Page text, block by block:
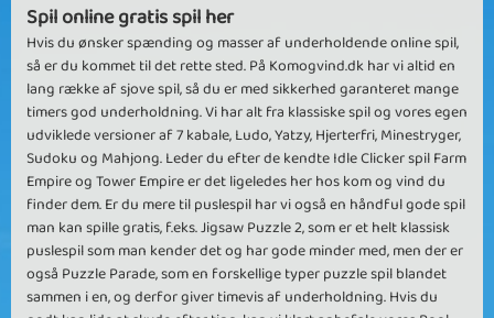
Spil online gratis spil her
Hvis du ønsker spænding og masser af underholdende online spil,
så er du kommet til det rette sted. På Komogvind.dk har vi altid en
lang række af sjove spil, så du er med sikkerhed garanteret mange
timers god underholdning. Vi har alt fra klassiske spil og vores egen
udviklede versioner af 7 kabale, Ludo, Yatzy, Hjerterfri, Minestryger,
Sudoku og Mahjong. Leder du efter de kendte Idle Clicker spil Farm
Empire og Tower Empire er det ligeledes her hos kom og vind du
finder dem. Er du mere til puslespil har vi også en håndful gode spil
man kan spille gratis, f.eks. Jigsaw Puzzle 2, som er et helt klassisk
puslespil som man kender det og har gode minder med, men der er
også Puzzle Parade, som en forskellige typer puzzle spil blandet
sammen i en, og derfor giver timevis af underholdning. Hvis du